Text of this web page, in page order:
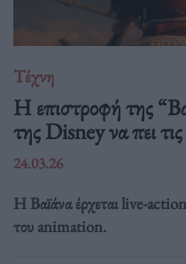
Τέχνη
Η επιστροφή της
της Disney να πει τις
24.03.26
Η Βαϊάνα έρχεται live-
του animation.